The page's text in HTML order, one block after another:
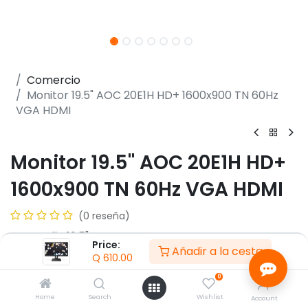
Price:
Q 610.00 Añadir a la cesta
Home Search
0
Wishlist Account
Comercio
Monitor 19.5" AOC 20E1H HD+ 1600x900 TN 60Hz
VGA HDMI
Monitor 19.5" AOC 20E1H HD+
1600x900 TN 60Hz VGA HDMI
(0 reseña)
- Pantalla 19.5" LED
- Resolución (HD+) 1600x900
- Tipo Panel TN
- Tasa Refresco 60Hz
- Relación de aspecto 16:9